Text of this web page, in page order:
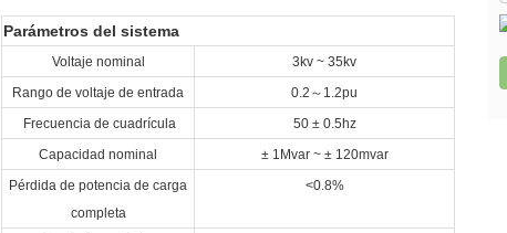
Parámetros del sistema
Voltaje nominal
3kv ~ 35kv
Rango de voltaje de entrada
0.2 ～ 1.2pu
Frecuencia de cuadrícula
50 ± 0.5hz
Capacidad nominal
± 1Mvar ~ ± 120mvar
Pérdida de potencia de carga
completa
<0.8%